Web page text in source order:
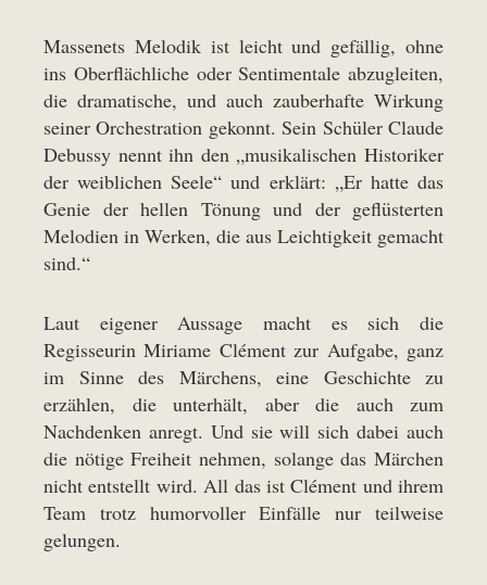
Massenets Melodik ist leicht und gefällig, ohne
ins Oberflächliche oder Sentimentale abzugleiten,
die dramatische, und auch zauberhafte Wirkung
seiner Orchestration gekonnt. Sein Schüler Claude
Debussy nennt ihn den „musikalischen Historiker
der weiblichen Seele“ und erklärt: „Er hatte das
Genie der hellen Tönung und der geflüsterten
Melodien in Werken, die aus Leichtigkeit gemacht
sind.“
Laut eigener Aussage macht es sich die
Regisseurin Miriame Clément zur Aufgabe, ganz
im Sinne des Märchens, eine Geschichte zu
erzählen, die unterhält, aber die auch zum
Nachdenken anregt. Und sie will sich dabei auch
die nötige Freiheit nehmen, solange das Märchen
nicht entstellt wird. All das ist Clément und ihrem
Team trotz humorvoller Einfälle nur teilweise
gelungen.